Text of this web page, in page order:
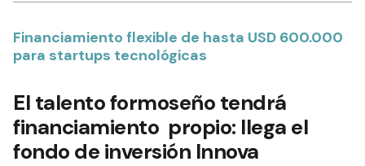
Financiamiento flexible de hasta USD 600.000
para startups tecnológicas
El talento formoseño tendrá
financiamiento propio: llega el
fondo de inversión Innova